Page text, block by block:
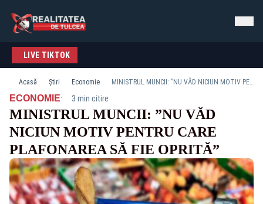
LIVE TIKTOK
Acasă Știri Economie MINISTRUL MUNCII: ”NU VĂD NICIUN MOTIV PENTRU CARE PLAFONAREA SĂ FIE OPRITĂ”
ECONOMIE· 3 min citire
MINISTRUL MUNCII: ”NU VĂD
NICIUN MOTIV PENTRU CARE
PLAFONAREA SĂ FIE OPRITĂ”